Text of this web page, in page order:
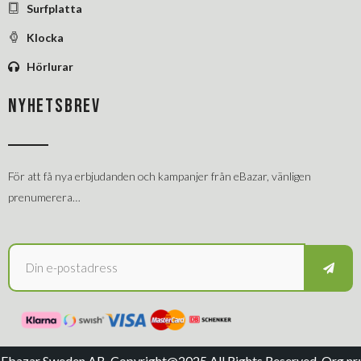
Surfplatta
Klocka
Hörlurar
NYHETSBREV
För att få nya erbjudanden och kampanjer från eBazar, vänligen
prenumerera…